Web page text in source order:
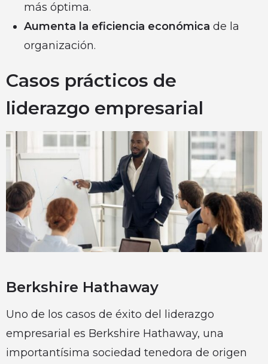
más óptima.
Aumenta la eficiencia económica de la
organización.
Casos prácticos de
liderazgo empresarial
Berkshire Hathaway
Uno de los casos de éxito del liderazgo
empresarial es Berkshire Hathaway, una
importantísima sociedad tenedora de origen